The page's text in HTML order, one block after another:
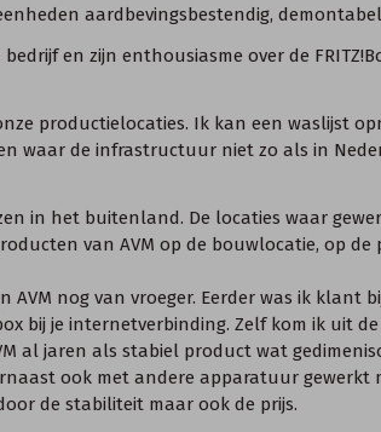
aardbevingsbestendig,
en zijn enthousiasme over de
productielocaties. Ik kan een waslijst
waar de infrastructuur niet zo als in
in het buitenland. De locaties waar
van AVM op de bouwlocatie, op
AVM nog van vroeger. Eerder was ik klant
bij je internetverbinding. Zelf kom ik uit de
al jaren als stabiel product wat
ook met andere apparatuur gewerkt
de stabiliteit maar ook de prijs.